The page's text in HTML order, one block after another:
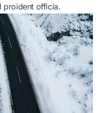
proident officia.